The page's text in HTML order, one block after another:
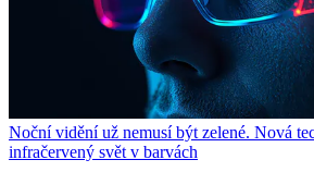
Noční vidění už nemusí být zelené. Nová
infračervený svět v barvách